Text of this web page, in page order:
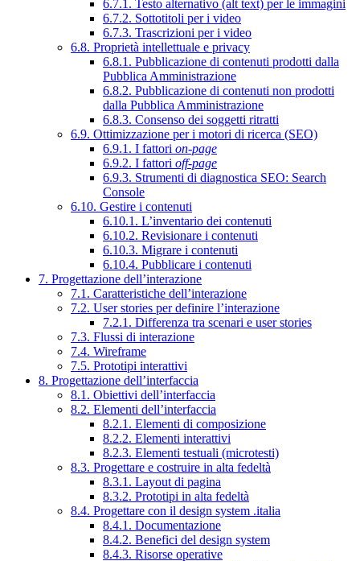
6.7.1. Testo alternativo (alt text) per le immagini
6.7.2. Sottotitoli per i video
6.7.3. Trascrizioni per i video
6.8. Proprietà intellettuale e privacy
6.8.1. Pubblicazione di contenuti prodotti dalla
Pubblica Amministrazione
6.8.2. Pubblicazione di contenuti non prodotti
dalla Pubblica Amministrazione
6.8.3. Consenso dei soggetti ritratti
6.9. Ottimizzazione per i motori di ricerca (SEO)
6.9.1. I fattori on-page
6.9.2. I fattori off-page
6.9.3. Strumenti di diagnostica SEO: Search
Console
6.10. Gestire i contenuti
6.10.1. L’inventario dei contenuti
6.10.2. Revisionare i contenuti
6.10.3. Migrare i contenuti
6.10.4. Pubblicare i contenuti
7. Progettazione dell’interazione
7.1. Caratteristiche dell’interazione
7.2. User stories per definire l’interazione
7.2.1. Differenza tra scenari e user stories
7.3. Flussi di interazione
7.4. Wireframe
7.5. Prototipi interattivi
8. Progettazione dell’interfaccia
8.1. Obiettivi dell’interfaccia
8.2. Elementi dell’interfaccia
8.2.1. Elementi di composizione
8.2.2. Elementi interattivi
8.2.3. Elementi testuali (microtesti)
8.3. Progettare e costruire in alta fedeltà
8.3.1. Layout di pagina
8.3.2. Prototipi in alta fedeltà
8.4. Progettare con il design system .italia
8.4.1. Documentazione
8.4.2. Benefici del design system
8.4.3. Risorse operative